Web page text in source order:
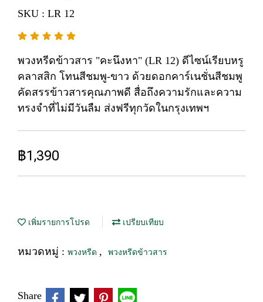
SKU : LR 12
พวงหรีดข้าวสาร "คะนึงหา" (LR 12) ดีไซน์เรียบหรู
คลาสสิก โทนสีชมพู-ขาว ด้วยดอกคาร์เนชั่นสีชมพู
คัดสรรข้าวสารคุณภาพดี สื่อถึงความรักและความ
ทรงจำที่ไม่มีวันลืม ส่งฟรีทุกวัดในกรุงเทพฯ
฿1,390
เพิ่มรายการโปรด เปรียบเทียบ
หมวดหมู่ : พวงหรีด , พวงหรีดข้าวสาร
Share